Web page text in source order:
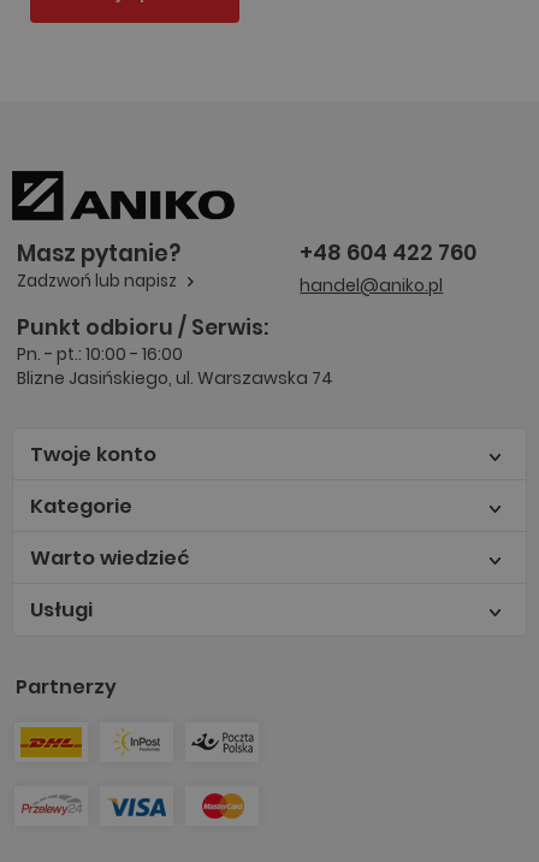
Masz pytanie?
Zadzwoń lub napisz
+48 604 422 760
handel@aniko.pl
Punkt odbioru / Serwis:
Pn. - pt.: 10:00 - 16:00
Blizne Jasińskiego, ul. Warszawska 74
Twoje konto
Kategorie
Warto wiedzieć
Usługi
Partnerzy